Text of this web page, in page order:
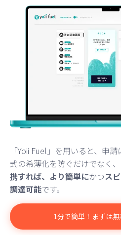
「Yoii Fuel」を用いると、申
式の希薄化を防ぐだけでなく、
携すれば、より簡単にかつス
調達可能です。
1分で簡単！まずは